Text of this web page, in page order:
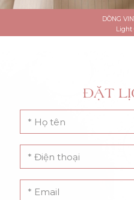
DÒNG
Light
ĐẶT